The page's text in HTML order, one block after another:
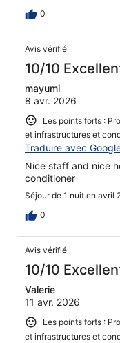
0
Avis vérifié
10/10
mayumi
8 avr. 2026
Les points forts :
et infrastructures et
Traduire avec
Nice staff and nice
conditioner
Séjour de 1 nuit en avril
0
Avis vérifié
10/10
Valerie
11 avr. 2026
Les points forts :
et infrastructures et